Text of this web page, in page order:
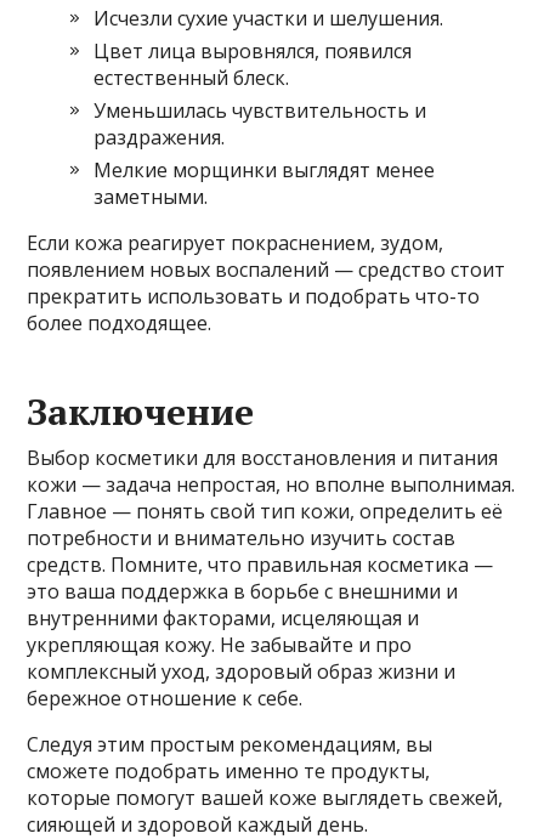
Исчезли сухие участки и шелушения.
Цвет лица выровнялся, появился
естественный блеск.
Уменьшилась чувствительность и
раздражения.
Мелкие морщинки выглядят менее
заметными.
Если кожа реагирует покраснением, зудом,
появлением новых воспалений — средство стоит
прекратить использовать и подобрать что-то
более подходящее.
Заключение
Выбор косметики для восстановления и питания
кожи — задача непростая, но вполне выполнимая.
Главное — понять свой тип кожи, определить её
потребности и внимательно изучить состав
средств. Помните, что правильная косметика —
это ваша поддержка в борьбе с внешними и
внутренними факторами, исцеляющая и
укрепляющая кожу. Не забывайте и про
комплексный уход, здоровый образ жизни и
бережное отношение к себе.
Следуя этим простым рекомендациям, вы
сможете подобрать именно те продукты,
которые помогут вашей коже выглядеть свежей,
сияющей и здоровой каждый день.